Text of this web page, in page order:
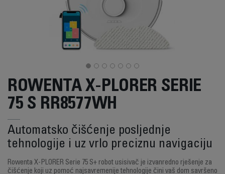
ROWENTA X-PLORER SERIE
75 S RR8577WH
Automatsko čišćenje posljednje
tehnologije i uz vrlo preciznu navigaciju
Rowenta X-PLORER Serie 75 S+ robot usisivač je izvanredno rješenje za
čišćenje koji uz pomoć najsavremenije tehnologije čini vaš dom savršeno